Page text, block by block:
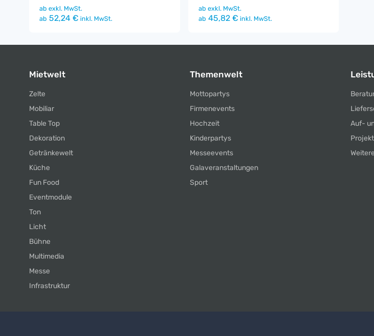
ab exkl. MwSt.
ab 52,24 € inkl. MwSt.
ab exkl. MwSt.
ab 45,82 € inkl. MwSt.
Mietwelt
Zelte
Mobiliar
Table Top
Dekoration
Getränkewelt
Küche
Fun Food
Eventmodule
Ton
Licht
Bühne
Multimedia
Messe
Infrastruktur
Themenwelt
Mottopartys
Firmenevents
Hochzeit
Kinderpartys
Messeevents
Galaveranstaltungen
Sport
Auf-